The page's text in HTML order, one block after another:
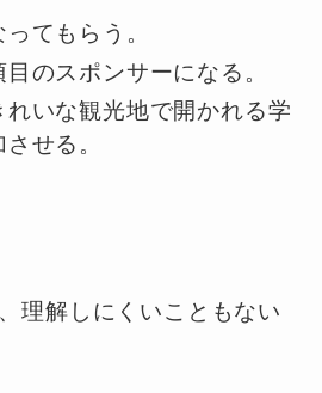
てもらう。
のスポンサーになる。
いな観光地で開かれる学
せる。
理解しにくいこともない